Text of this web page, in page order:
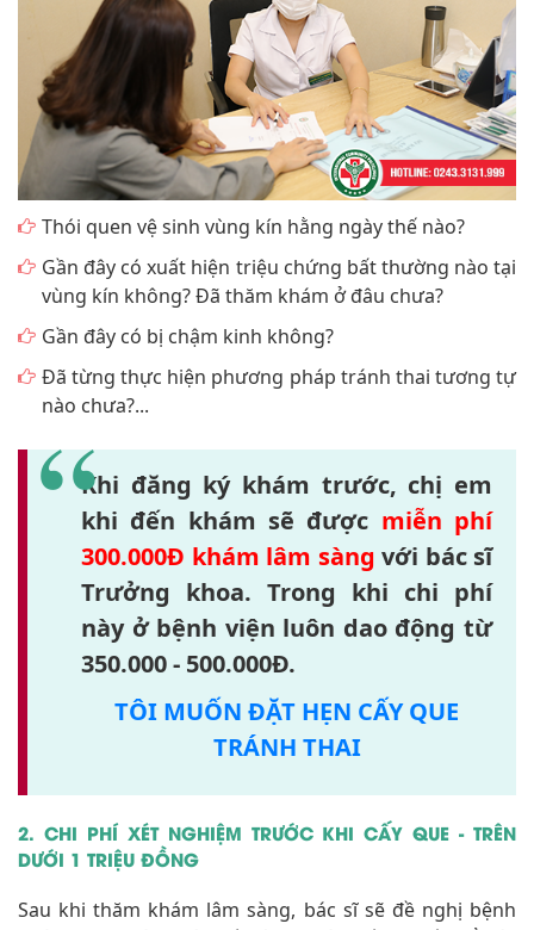
Thói quen vệ sinh vùng kín hằng ngày thế nào?
Gần đây có xuất hiện triệu chứng bất thường nào tại
vùng kín không? Đã thăm khám ở đâu chưa?
Gần đây có bị chậm kinh không?
Đã từng thực hiện phương pháp tránh thai tương tự
nào chưa?...
Khi đăng ký khám trước, chị em
khi đến khám sẽ được miễn phí
300.000Đ khám lâm sàng với bác sĩ
Trưởng khoa. Trong khi chi phí
này ở bệnh viện luôn dao động từ
350.000 - 500.000Đ.
TÔI MUỐN ĐẶT HẸN CẤY QUE
TRÁNH THAI
2. CHI PHÍ XÉT NGHIỆM TRƯỚC KHI CẤY QUE - TRÊN
DƯỚI 1 TRIỆU ĐỒNG
Sau khi thăm khám lâm sàng, bác sĩ sẽ đề nghị bệnh